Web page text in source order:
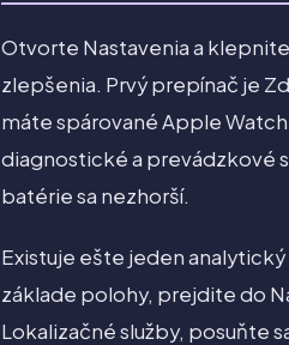
Otvorte Nastavenia a
zlepšenia. Prvý prepínač je
máte spárované Apple
diagnostické a prevádzkové
batérie sa nezhorší.
Existuje ešte jeden
základe polohy, prejdite do
Lokalizačné služby, posuňte